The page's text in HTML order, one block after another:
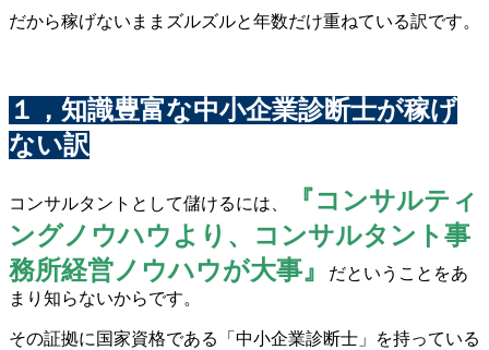
だから稼げないままズルズルと年数だけ重ねている訳です。
１，知識豊富な中小企業診断士が稼げ
ない訳
コンサルタントとして儲けるには、
『コンサルティ
ングノウハウより、コンサルタント事
務所経営ノウハウが大事』
だということをあ
まり知らないからです。
その証拠に国家資格である「中小企業診断士」を持っている